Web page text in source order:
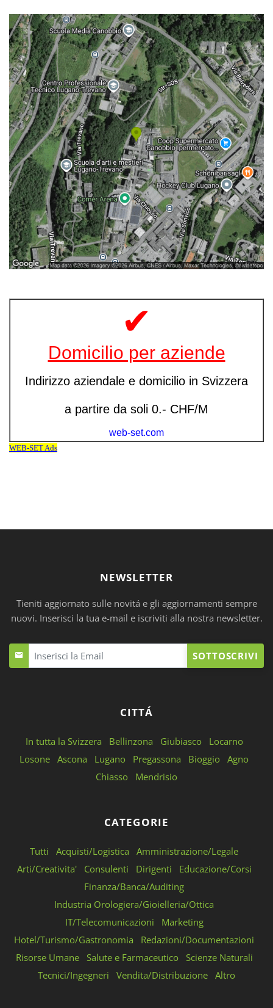
NEWSLETTER
Tieniti aggiornato sulle novitá e gli aggiornamenti sempre
nuovi. Inserisci la tua e-mail e iscriviti alla nostra newsletter.
SOTTOSCRIVI
CITTÁ
In tutta la Svizzera Bellinzona Giubiasco
Locarno
Losone Ascona Lugano Pregassona Bioggio Agno
Chiasso
Mendrisio
CATEGORIE
Tutti Acquisti/Logistica
Amministrazione/Legale
Arti/Creativita'
Consulenti Dirigenti
Educazione/Corsi
Finanza/Banca/Auditing
Industria Orologiera/Gioielleria/Ottica
IT/Telecomunicazioni
Marketing
Hotel/Turismo/Gastronomia
Redazioni/Documentazioni
Risorse Umane
Salute e Farmaceutico
Scienze Naturali
Tecnici/Ingegneri
Vendita/Distribuzione Altro